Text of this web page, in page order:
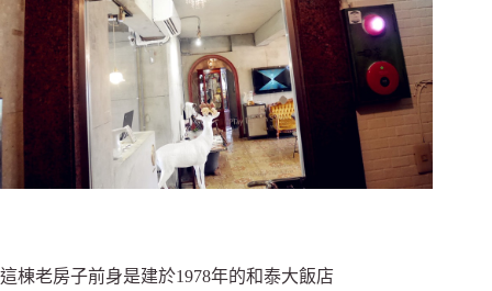
這棟老房子前身是建於1978年的和泰大飯店